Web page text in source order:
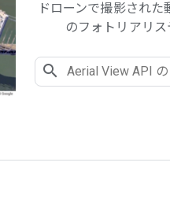
ドローンで撮影され
のフォトリアリス